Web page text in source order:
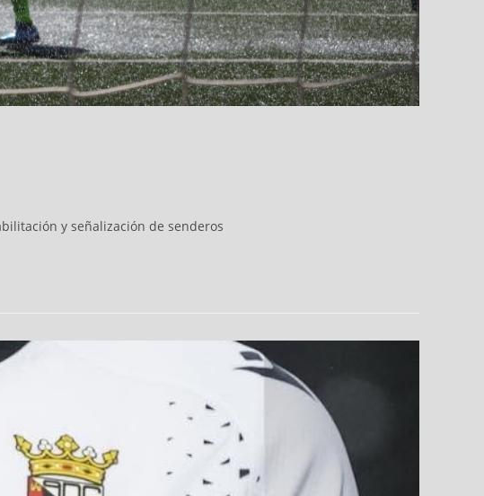
y señalización de senderos